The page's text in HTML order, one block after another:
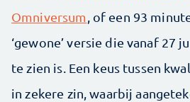
Omniversum, of een 93
‘gewone’ versie die vanaf 27
te zien is. Een keus tussen
in zekere zin, waarbij